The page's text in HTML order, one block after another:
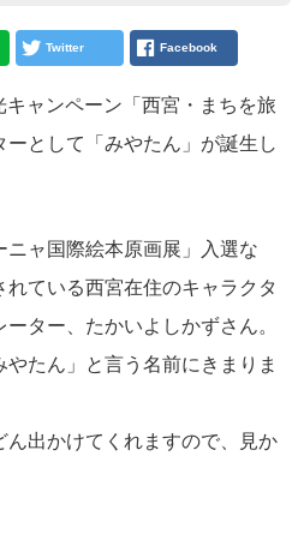
ャンペーン「西宮・まちを旅
として「みやたん」が誕生し
ャ国際絵本原画展」入選な
れている西宮在住のキャラクタ
ター、たかいよしかずさん。
たん」と言う名前にきまりま
ん出かけてくれますので、見か
Twitter Facebook